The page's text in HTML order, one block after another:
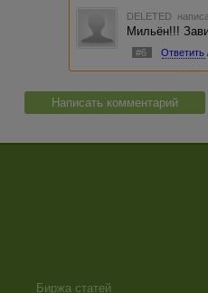
DELETED
Мильён!!!
#6 Ответить
Написать комментарий
Биржа статей